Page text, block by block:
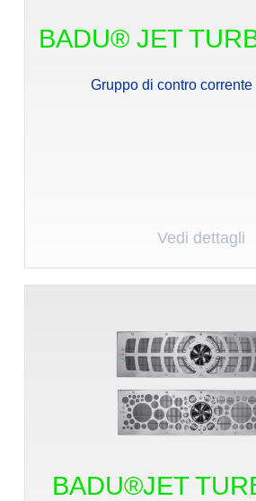
BADU® JET
Gruppo di contro
Vedi dettagli
BADU®JET